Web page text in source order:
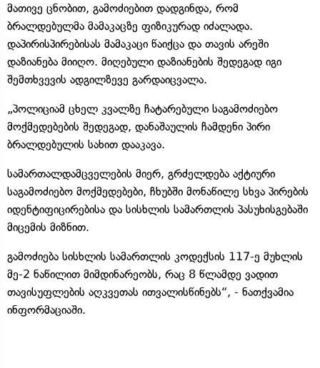
მათივე ცნობით, გამოძიებით დადგინდა, რომ
ბრალდებულმა მამაკაცზე ფიზიკურად იძალადა.
დაპირისპირებისას მამაკაცი წაიქცა და თავის არეში
დაზიანება მიიღო. მიღებული დაზიანების შედეგად იგი
შემთხვევის ადგილზევე გარდაიცვალა.
„პოლიციამ ცხელ კვალზე ჩატარებული საგამოძიებო
მოქმედებების შედეგად, დანაშაულის ჩამდენი პირი
ბრალდებულის სახით დააკავა.
სამართალდამცველების მიერ, გრძელდება აქტიური
საგამოძიებო მოქმედებები, ჩხუბში მონაწილე სხვა პირების
იდენტიფიცირებისა და სისხლის სამართლის პასუხისგებაში
მიცემის მიზნით.
გამოძიება სისხლის სამართლის კოდექსის 117-ე მუხლის
მე-2 ნაწილით მიმდინარეობს, რაც 8 წლამდე ვადით
თავისუფლების აღკვეთას ითვალისწინებს“, - ნათქვამია
ინფორმაციაში.